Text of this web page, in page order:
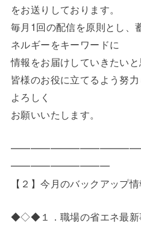
をお送りしております。
毎月1回の配信を原則とし、
ネルギーをキーワードに
情報をお届けしていきたいと
皆様のお役に立てるよう努
よろしく
お願いいたします。
━━━━━━━━━━
【２】今月のバックアップ情
◆◇◆１．職場の省エネ最